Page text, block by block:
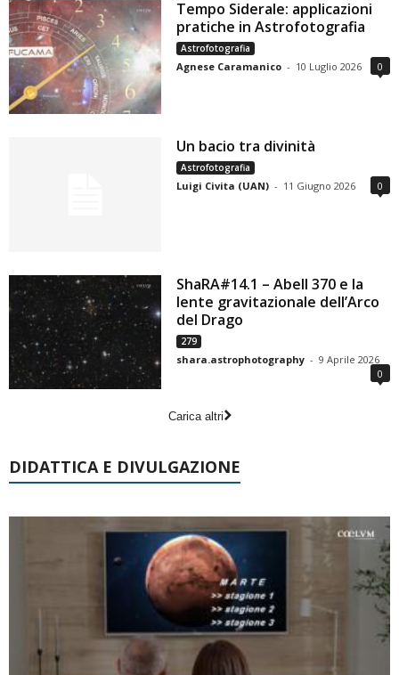
Tempo Siderale: applicazioni
pratiche in Astrofotografia
Astrofotografia
Agnese Caramanico - 10 Luglio 2026 0
Un bacio tra divinità
Astrofotografia
Luigi Civita (UAN) - 11 Giugno 2026 0
ShaRA#14.1 – Abell 370 e la
lente gravitazionale dell’Arco
del Drago
279
shara.astrophotography - 9 Aprile 2026
0
Carica altri
DIDATTICA E DIVULGAZIONE